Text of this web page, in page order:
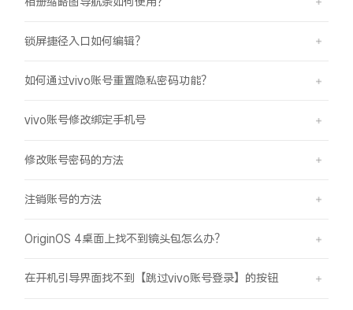
锁屏捷径入口如何编辑？
如何通过vivo账号重置隐私密码功能？
vivo账号修改绑定手机号
修改账号密码的方法
注销账号的方法
OriginOS 4桌面上找不到镜头包怎么办？
在开机引导界面找不到【跳过vivo账号登录】的按钮